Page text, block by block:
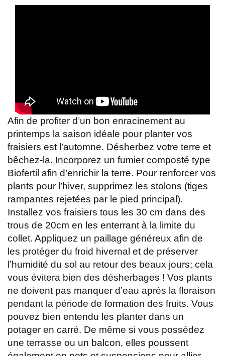
Afin de profiter d’un bon enracinement au
printemps la saison idéale pour planter vos
fraisiers est l’automne. Désherbez votre terre et
bêchez-la. Incorporez un fumier composté type
Biofertil afin d’enrichir la terre. Pour renforcer vos
plants pour l’hiver, supprimez les stolons (tiges
rampantes rejetées par le pied principal).
Installez vos fraisiers tous les 30 cm dans des
trous de 20cm en les enterrant à la limite du
collet. Appliquez un paillage généreux afin de
les protéger du froid hivernal et de préserver
l’humidité du sol au retour des beaux jours; cela
vous évitera bien des désherbages ! Vos plants
ne doivent pas manquer d’eau après la floraison
pendant la période de formation des fruits. Vous
pouvez bien entendu les planter dans un
potager en carré. De même si vous possédez
une terrasse ou un balcon, elles poussent